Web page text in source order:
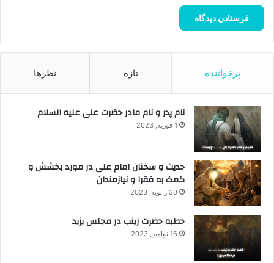
پرخواننده تازه نظرها
نام پدر و نام مادر حضرت علی علیه السلام
1 فوریه, 2023
حدیث و سخنان امام علی در مورد بخشش و
کمک به فقرا و نیازمندان
30 ژانویه, 2023
خطبه حضرت زینب در مجلس یزید
16 نوامبر, 2023